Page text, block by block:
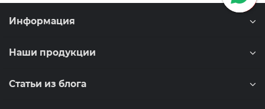
Информация
Наши продукции
Статьи из блога